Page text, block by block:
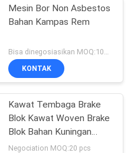
Mesin Bor Non Asbestos
Bahan Kampas Rem
KONTAK
Kawat Tembaga Brake
Blok Kawat Woven Brake
Blok Bahan Kuningan
Kawat Diperkuat
Negociation MOQ:20 pcs